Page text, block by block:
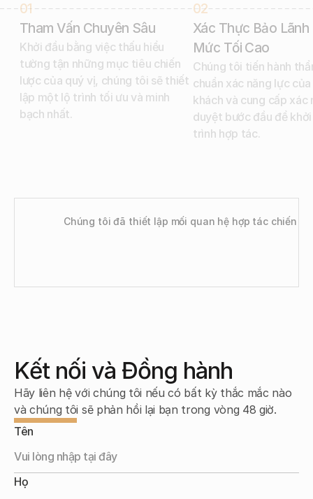
01
Tham Vấn Chuyên Sâu
Khởi đầu bằng việc thấu hiểu
tường tận những mục tiêu chiến
lược của quý vị, chúng tôi sẽ thiết
lập một lộ trình tối ưu và minh
bạch nhất.
02
Xác Thực Bảo Lãnh
Mức Tối Cao
Chúng tôi tiến hành
chuẩn xác năng lực
khách và cung cấp xác
duyệt bước đầu để
trình hợp tác.
Chúng tôi đã thiết lập mối quan hệ hợp tác chiến
Kết nối và Đồng hành
Hãy liên hệ với chúng tôi nếu có bất kỳ thắc mắc nào
và chúng tôi sẽ phản hồi lại bạn trong vòng 48 giờ.
Tên
Họ